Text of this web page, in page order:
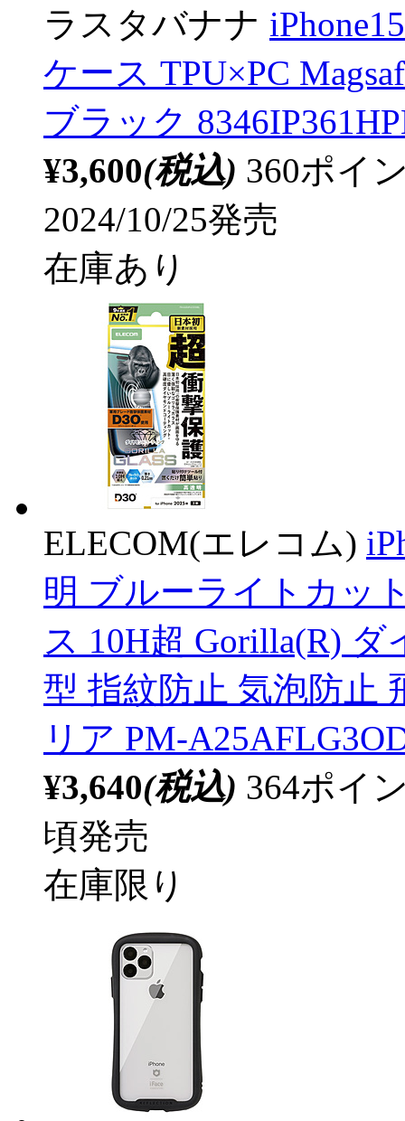
ラスタバナナ
ケース TPU×PC
ブラック
¥3,600(税込) 360ポイ
2024/10/25発売
在庫あり
ELECOM(エレコム)
明 ブルーライトカッ
ス 10H超 Gorilla(R)
型 指紋防止 気泡防止
リア PM-
¥3,640(税込) 364ポイ
頃発売
在庫限り